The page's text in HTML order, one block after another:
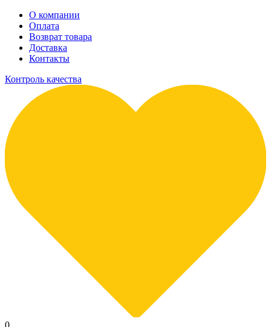
О компании
Оплата
Возврат товара
Доставка
Контакты
Контроль качества
0